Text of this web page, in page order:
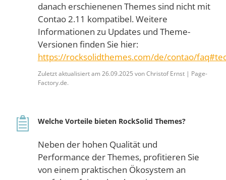
danach erschienenen Themes sind nicht mit
Contao 2.11 kompatibel. Weitere
Informationen zu Updates und Theme-
Versionen finden Sie hier:
https://rocksolidthemes.com/de/contao/
Zuletzt aktualisiert am 26.09.2025 von Christof Ernst | Page-
Factory.de.
Welche Vorteile bieten RockSolid Themes?
Neben der hohen Qualität und
Performance der Themes, profitieren Sie
von einem praktischen Ökosystem an